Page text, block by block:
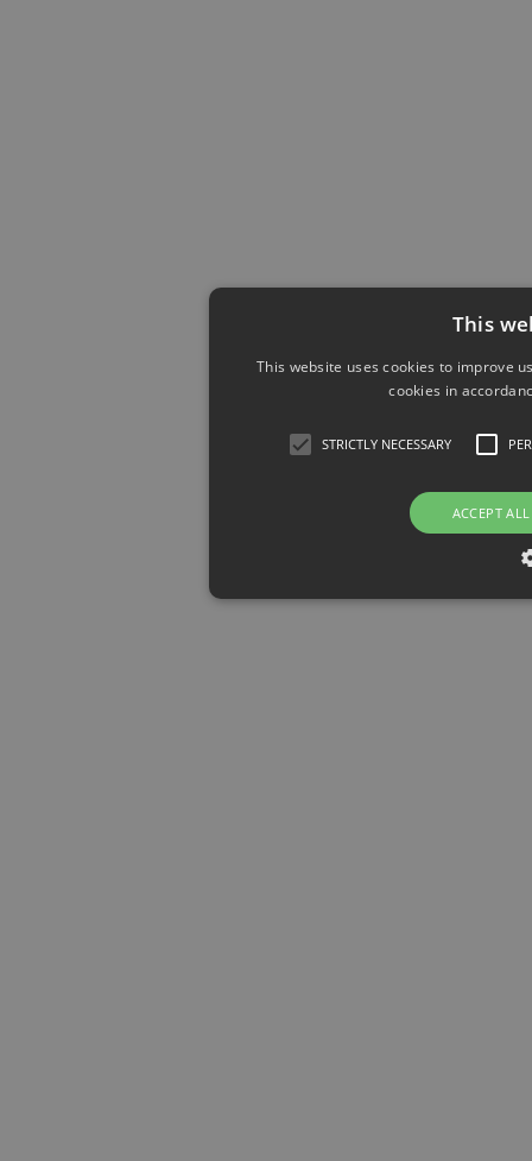
This
This website uses cookies to improve
cookies in
STRICTLY NECESSARY
ACCEPT ALL